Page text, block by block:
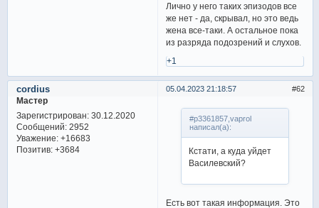
Лично у него таких эпизодов все
же нет - да, скрывал, но это ведь
жена все-таки. А остальное пока
из разряда подозрений и слухов.
+1
62
05.04.2023 21:18:57
cordius
Мастер
Зарегистрирован: 30.12.2020
Сообщений:2952
Уважение: +16683
Позитив: +3684
#p3361857,vaprol
написал(а):
Кстати, а куда уйдет
Василевский?
Есть вот такая информация. Это